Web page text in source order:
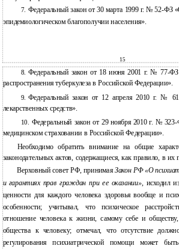
7. Федеральный закон от 30 марта 1999 г. №52-ФЗ
эпидемиологическом благополучии населения».
15
8. Федеральный закон от 18 июня 2001 г. №77-
распространения туберкулеза в Российской Федерации».
9. Федеральный закон от 12 апреля 2010 г. №
лекарственных средств».
10. Федеральный закон от 29 ноября 2010 г. № 323-
медицинском страховании в Российской Федерации».
Необходимо обратить внимание на общие
законодательных актов, содержащиеся, как правило, в их
Верховный совет РФ, принимаяЗакон РФ «О
и гарантиях прав граждан при ее оказании», исходил
ценности для каждого человека здоровья вообще и
особенности; учитывал, что психическое
отношение человека к жизни, самому себе и
общества к человеку; отмечал, что отсутствие
регулирования психиатрической помощи может